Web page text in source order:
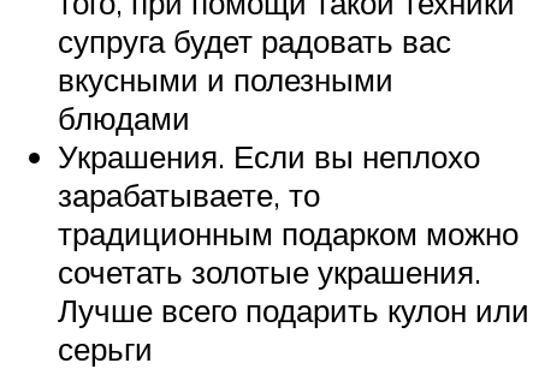
супруга будет радовать вас
вкусными и полезными
блюдами
Украшения. Если вы неплохо
зарабатываете, то
традиционным подарком можно
сочетать золотые украшения.
Лучше всего подарить кулон или
серьги